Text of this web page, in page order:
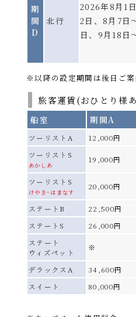
運航スケジュール
2026年8月
2026年9月 PDF
2026年10月 PDF
2026年11月 PDF
には、
期
間
D
北行
2026年8月1
2日、8月7日
日、9月18日
※以降の設定期間は後日ご案
旅客運賃(おひとり様
船室 期間A
ツーリストA 12,000円
ツーリストS
あかしあ
19,000円
ツーリストS
けやき･はまなす
20,000円
ステートB 22,500円
ステートS
26,000円
ステート
ウィズペット
※
デラックスA 34,600円
スイート
80,000円